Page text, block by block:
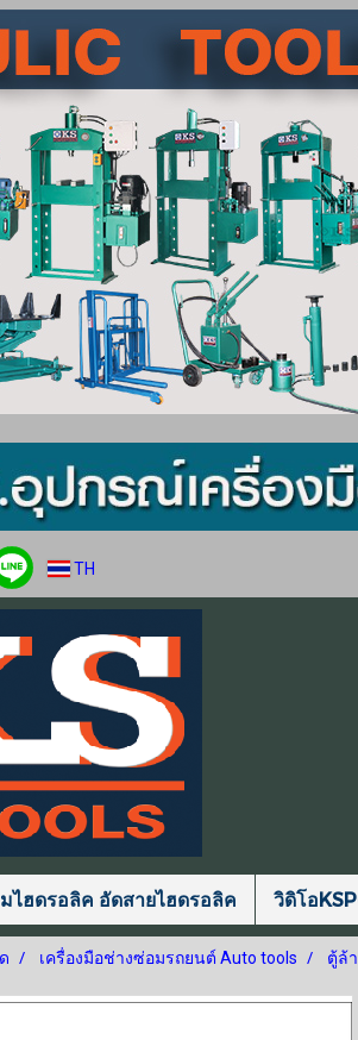
TH
ไฮดรอลิค อัดสายไฮดรอลิค วิดิโอ
เครื่องมือช่างซ่อมรถยนต์ Auto tools ตู้ล้